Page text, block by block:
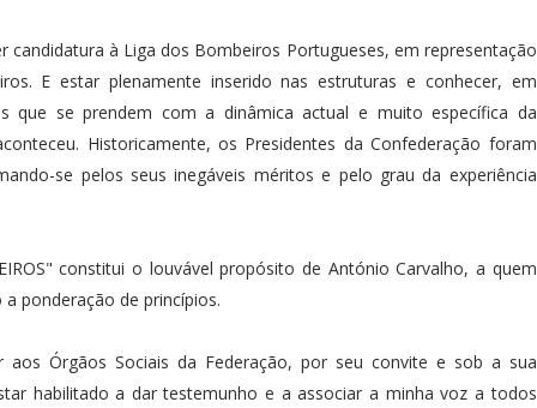
candidatura à Liga dos Bombeiros Portugueses, em representação
E estar plenamente inserido nas estruturas e conhecer, em
que se prendem com a dinâmica actual e muito específica da
Historicamente, os Presidentes da Confederação foram
se pelos seus inegáveis méritos e pelo grau da experiência
constitui o louvável propósito de António Carvalho, a quem
ponderação de princípios.
Órgãos Sociais da Federação, por seu convite e sob a sua
habilitado a dar testemunho e a associar a minha voz a todos